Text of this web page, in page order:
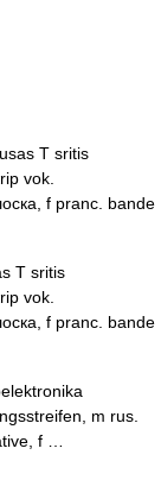
T sritis
vok.
f pranc. bande
T sritis
vok.
f pranc. bande
m rus.
f …